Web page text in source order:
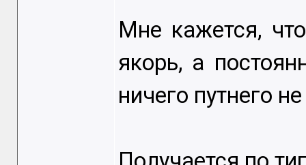
Мне кажется,
якорь, а
ничего путнего